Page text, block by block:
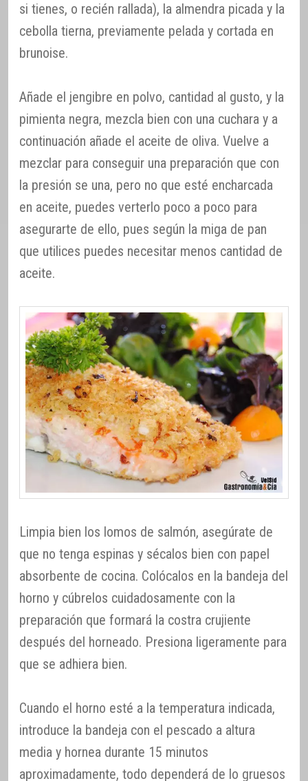
si tienes, o recién rallada), la almendra picada y la
cebolla tierna, previamente pelada y cortada en
brunoise.
Añade el jengibre en polvo, cantidad al gusto, y la
pimienta negra, mezcla bien con una cuchara y a
continuación añade el aceite de oliva. Vuelve a
mezclar para conseguir una preparación que con
la presión se una, pero no que esté encharcada
en aceite, puedes verterlo poco a poco para
asegurarte de ello, pues según la miga de pan
que utilices puedes necesitar menos cantidad de
aceite.
Limpia bien los lomos de salmón, asegúrate de
que no tenga espinas y sécalos bien con papel
absorbente de cocina. Colócalos en la bandeja del
horno y cúbrelos cuidadosamente con la
preparación que formará la costra crujiente
después del horneado. Presiona ligeramente para
que se adhiera bien.
Cuando el horno esté a la temperatura indicada,
introduce la bandeja con el pescado a altura
media y hornea durante 15 minutos
aproximadamente, todo dependerá de lo gruesos